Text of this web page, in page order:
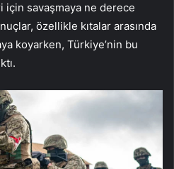
için savaşmaya ne derece
özellikle kıtalar arasında
koyarken, Türkiye’nin bu